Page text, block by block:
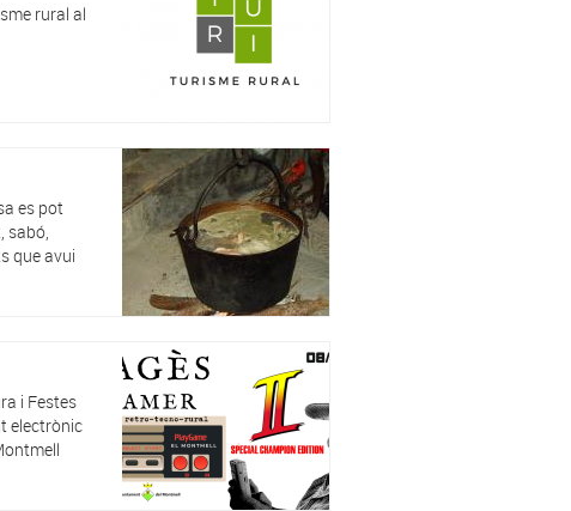
rural al
es pot
sabó,
que avui
i Festes
electrònic